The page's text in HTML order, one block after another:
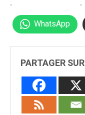
WhatsApp
PARTAGER SUR